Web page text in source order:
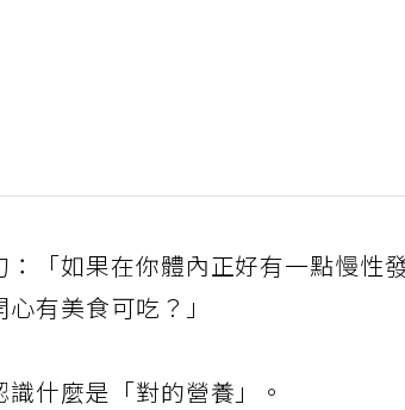
「如果在你體內正好有一點慢性
有美食可吃？」